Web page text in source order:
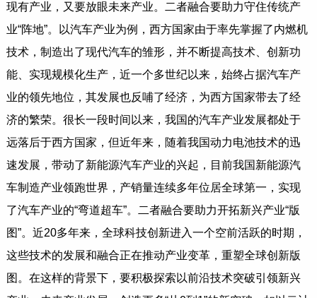
现有产业，又要放眼未来产业。二者融合要助力守住传统产
业“阵地”。以汽车产业为例，西方国家由于率先掌握了内燃机
技术，制造出了现代汽车的雏形，并不断提高技术、创新功
能、实现规模化生产，近一个多世纪以来，始终占据汽车产
业的领先地位，其发展也反哺了经济，为西方国家带去了经
济的繁荣。很长一段时间以来，我国的汽车产业发展都处于
远落后于西方国家，但近年来，随着我国动力电池技术的迅
速发展，带动了新能源汽车产业的兴起，目前我国新能源汽
车制造产业领跑世界，产销量连续多年位居全球第一，实现
了汽车产业的“弯道超车”。二者融合要助力开拓新兴产业“版
图”。近20多年来，全球科技创新进入一个空前活跃的时期，
这些技术的发展和融合正在推动产业变革，重塑全球创新版
图。在这样的背景下，要积极探索以前沿技术突破引领新兴